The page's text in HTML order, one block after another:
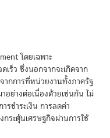
โดยเฉพาะ
ร็ว ซึ่งนอกจากจะเกิดจาก
ากการที่หน่วยงานทั้งภาครัฐ
อย่างต่อเนื่องด้วยเช่นกัน ไม่
รชำระเงิน การลดค่า
กระตุ้นเศรษฐกิจผ่านการใช้